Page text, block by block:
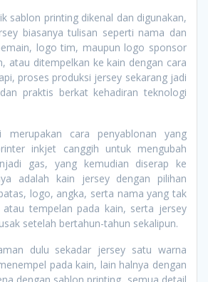
sablon printing dikenal dan digunakan,
biasanya tulisan seperti nama dan
logo tim, maupun logo sponsor
atau ditempelkan ke kain dengan cara
proses produksi jersey sekarang jadi
praktis berkat kehadiran teknologi
merupakan cara penyablonan yang
inkjet canggih untuk mengubah
gas, yang kemudian diserap ke
adalah kain jersey dengan pilihan
logo, angka, serta nama yang tak
tempelan pada kain, serta jersey
setelah bertahun-tahun sekalipun.
dulu sekadar jersey satu warna
pada kain, lain halnya dengan
dengan sablon printing, semua detail